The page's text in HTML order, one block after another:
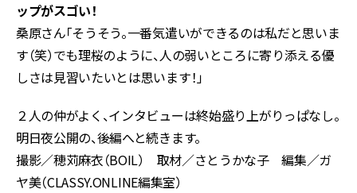
ップがスゴい！
桑原さん「そうそう。一番気遣いができるのは私だと思いま
す（笑）でも理桜のように、人の弱いところに寄り添える優
しさは見習いたいとは思います！」
２人の仲がよく、インタビューは終始盛り上がりっぱなし。
明日夜公開の、後編へと続きます。
撮影／穂苅麻衣（BOIL） 取材／さとうかな子 編集／ガ
ヤ美（CLASSY.ONLINE編集室）